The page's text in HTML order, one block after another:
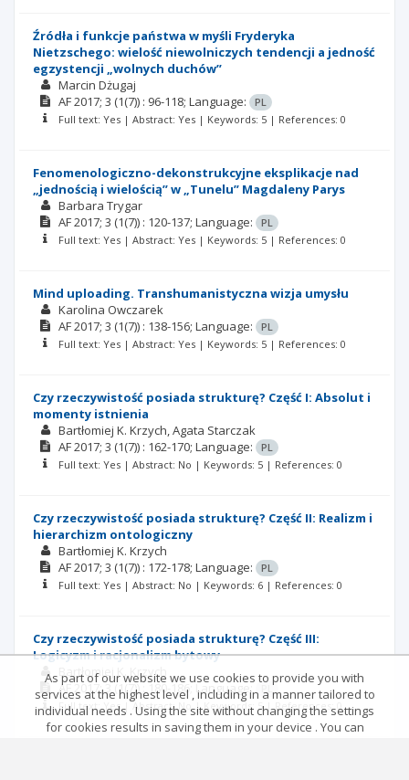
Źródła i funkcje państwa w myśli Fryderyka
Nietzschego: wielość niewolniczych tendencji a jedność
egzystencji „wolnych duchów”
Marcin Dżugaj
AF2017; 3 (1(7)) : 96-118; Language:
PL
Full text: Yes | Abstract: Yes | Keywords: 5 | References: 0
Fenomenologiczno-dekonstrukcyjne eksplikacje nad
„jednością i wielością” w „Tunelu” Magdaleny Parys
Barbara Trygar
AF2017; 3 (1(7)) : 120-137; Language:
PL
Full text: Yes | Abstract: Yes | Keywords: 5 | References: 0
Mind uploading. Transhumanistyczna wizja umysłu
Karolina Owczarek
AF2017; 3 (1(7)) : 138-156; Language:
PL
Full text: Yes | Abstract: Yes | Keywords: 5 | References: 0
Czy rzeczywistość posiada strukturę? Część I: Absolut i
momenty istnienia
Bartłomiej K. Krzych Agata Starczak
AF2017; 3 (1(7)) : 162-170; Language:
PL
Full text: Yes | Abstract: No | Keywords: 5 | References: 0
Czy rzeczywistość posiada strukturę? Część II: Realizm i
hierarchizm ontologiczny
Bartłomiej K. Krzych
AF2017; 3 (1(7)) : 172-178; Language:
PL
Full text: Yes | Abstract: No | Keywords: 6 | References: 0
Czy rzeczywistość posiada strukturę? Część III:
Logicyzm i racjonalizm bytowy
Bartłomiej K. Krzych
AF2017; 3(1(7)) : 180-186;Language:
PL
Full text: Yes | Abstract: No | Keywords: 5 | References: 0
As part of our website we use cookies to provide you with
services at the highest level , including in a manner tailored to
individual needs . Using the site without changing the settings
for cookies results in saving them in your device . You can